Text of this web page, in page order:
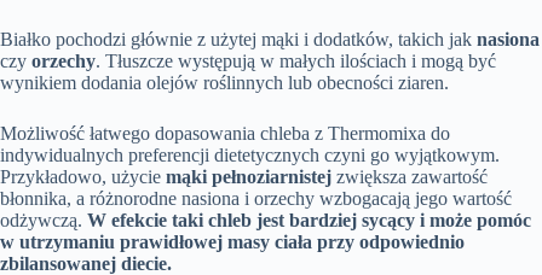
Białko pochodzi głównie z użytej mąki i dodatków, takich jak nasiona
czy orzechy. Tłuszcze występują w małych ilościach i mogą być
wynikiem dodania olejów roślinnych lub obecności ziaren.
Możliwość łatwego dopasowania chleba z Thermomixa do
indywidualnych preferencji dietetycznych czyni go wyjątkowym.
Przykładowo, użycie mąki pełnoziarnistej zwiększa zawartość
błonnika, a różnorodne nasiona i orzechy wzbogacają jego wartość
odżywczą. W efekcie taki chleb jest bardziej sycący i może pomóc
w utrzymaniu prawidłowej masy ciała przy odpowiednio
zbilansowanej diecie.